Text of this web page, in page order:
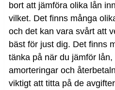
bort att jämföra olika lån
vilket. Det finns många
och det kan vara svårt att
bäst för just dig. Det finns
tänka på när du jämför lån,
amorteringar och
viktigt att titta på de